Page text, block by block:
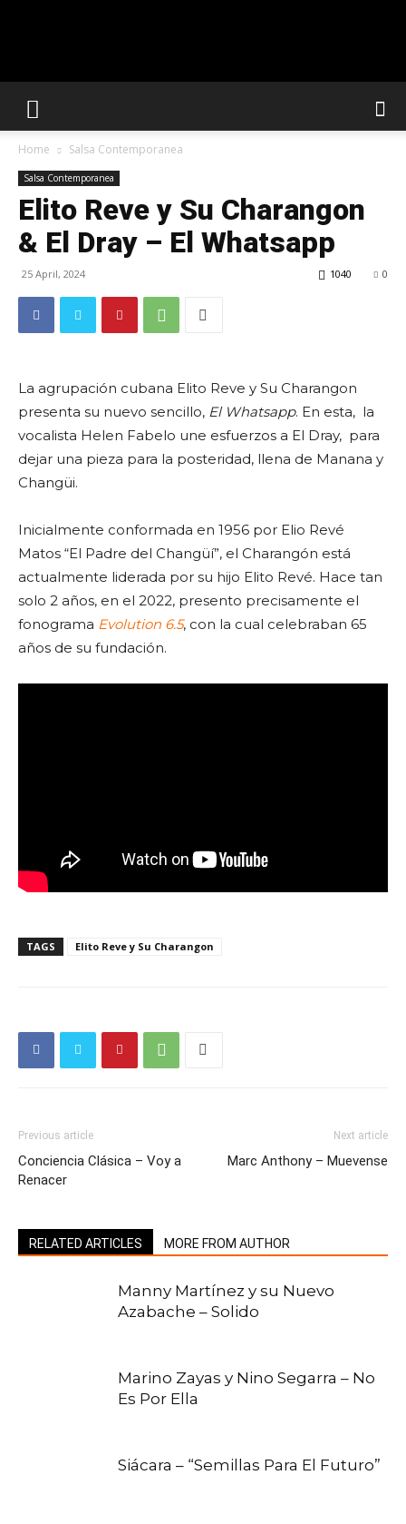
Solar
Club
Home Salsa Contemporanea
Salsa Contemporanea
Elito Reve y Su Charangon
& El Dray – El Whatsapp
25 April, 2024 0
1040
La agrupación cubana Elito Reve y Su Charangon
presenta su nuevo sencillo, El Whatsapp. En esta, la
vocalista Helen Fabelo une esfuerzos a El Dray, para
dejar una pieza para la posteridad, llena de Manana y
Changüi.
Inicialmente conformada en 1956 por Elio Revé
Matos “El Padre del Changüí”, el Charangón está
actualmente liderada por su hijo Elito Revé. Hace tan
solo 2 años, en el 2022, presento precisamente el
fonograma Evolution 6.5, con la cual celebraban 65
años de su fundación.
TAGS Elito Reve y Su Charangon
Previous article
Conciencia Clásica – Voy a
Renacer
Next article
Marc Anthony – Muevense
RELATED ARTICLES MORE FROM AUTHOR
Manny Martínez y su Nuevo
Azabache – Solido
Marino Zayas y Nino Segarra – No
Es Por Ella
Siácara – “Semillas Para El Futuro”